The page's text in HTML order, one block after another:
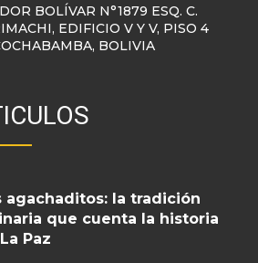
BOLÍVAR N°1879 ESQ. C.
EDIFICIO V Y V, PISO 4
BOLIVIA
agachaditos: la tradición
que cuenta la historia
Paz